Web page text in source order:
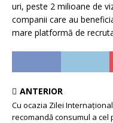
uri, peste 2 milioane de
companii care au
mare platformă de
ANTERIOR
Cu ocazia Zilei
recomandă consumul a